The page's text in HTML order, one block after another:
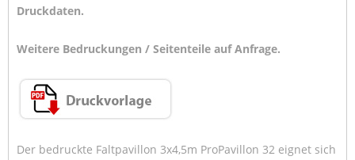
Druckdaten.
Weitere Bedruckungen / Seitenteile auf Anfrage.
Der bedruckte Faltpavillon 3x4,5m ProPavillon 32 eignet sich